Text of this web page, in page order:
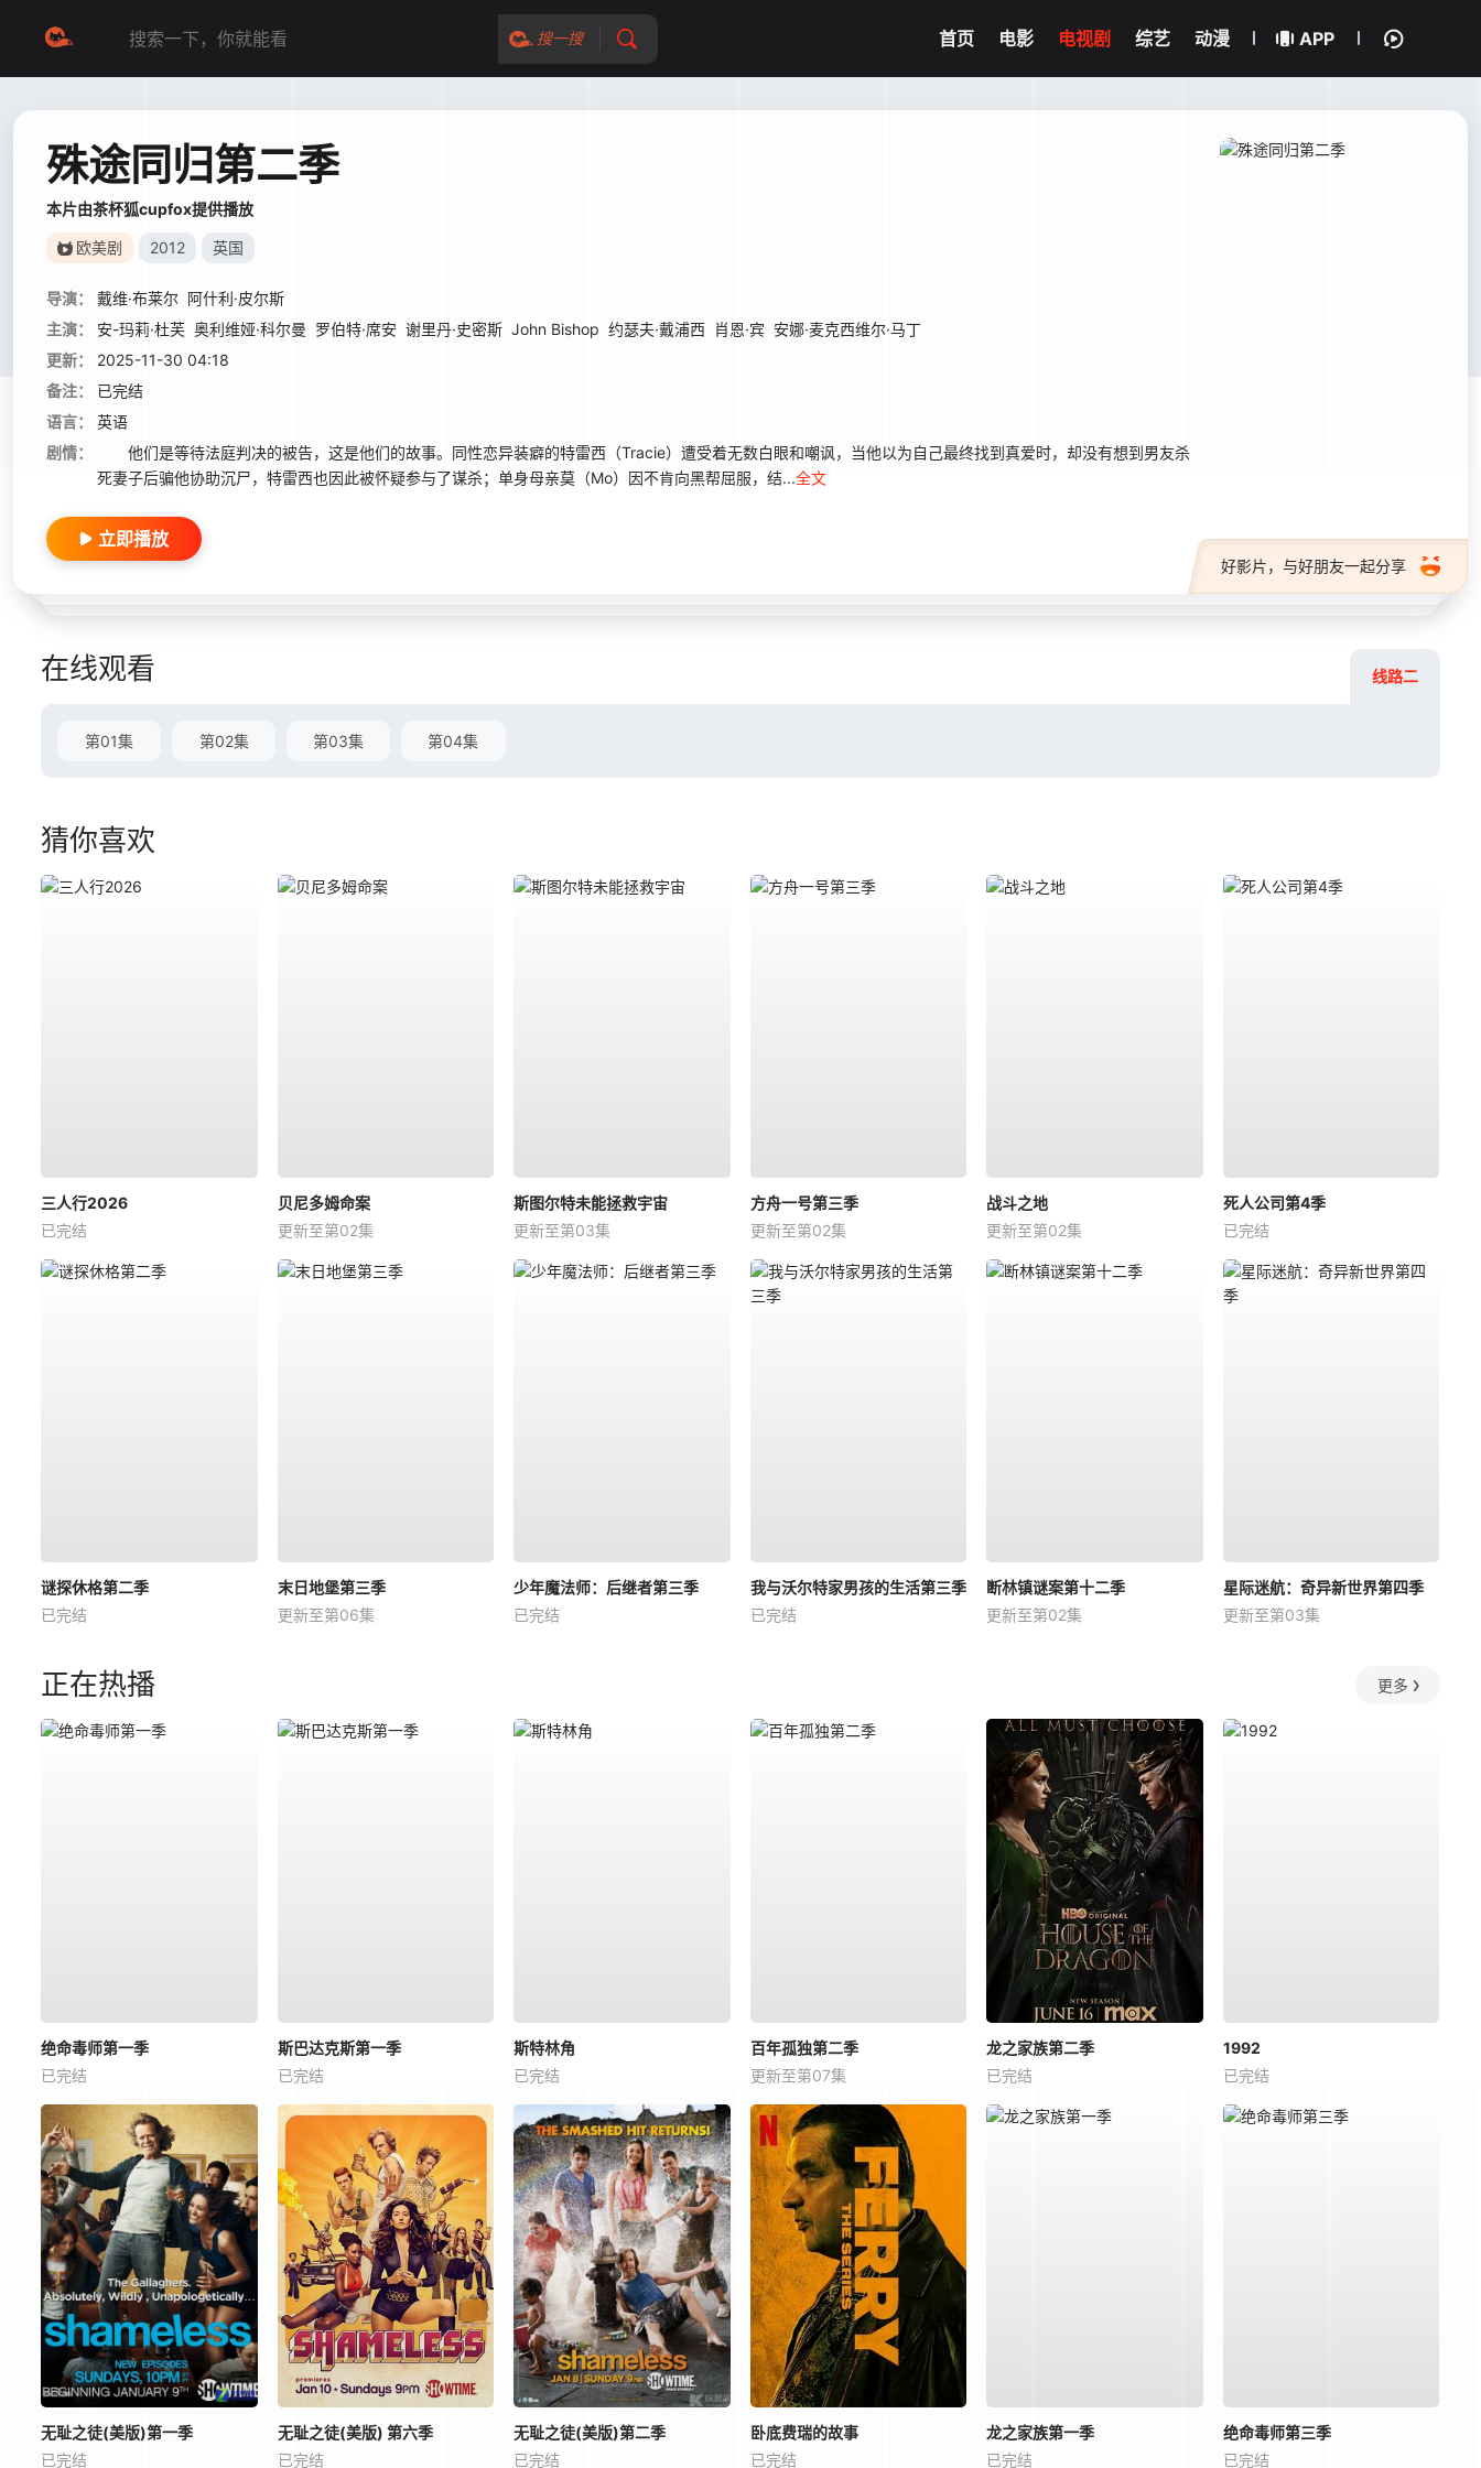
搜一搜 首页 电影 电视剧 综艺 动漫 APP
殊途同归第二季
本片由茶杯狐cupfox提供播放
欧美剧 2012 英国
导演： 戴维·布莱尔 阿什利·皮尔斯
主演：
安-玛莉·杜芙 奥利维娅·科尔曼 罗伯特·席安 谢里丹·史密斯 John Bishop 约瑟夫·戴浦西 肖恩·宾 安娜·麦克西维尔·马丁
更新：
2025-11-30 04:18
备注：
已完结
语言：
英语
剧情：
他们是等待法庭判决的被告，这是他们的故事。同性恋异装癖的特雷西（Tracie）遭受着无数白眼和嘲讽，当他以为自己最终找到真爱时，却没有想到男友杀
死妻子后骗他协助沉尸，特雷西也因此被怀疑参与了谋杀；单身母亲莫（Mo）因不肯向黑帮屈服，结...全文
好影片，与好朋友一起分享
立即播放
在线观看 线路二
第01集 第02集 第03集 第04集
猜你喜欢
三人行2026
已完结
贝尼多姆命案
更新至第02集
斯图尔特未能拯救宇宙
更新至第03集
方舟一号第三季
更新至第02集
战斗之地
更新至第02集
死人公司第4季
已完结
谜探休格第二季
已完结
末日地堡第三季
更新至第06集
少年魔法师：后继者第三季
已完结
我与沃尔特家男孩的生活第三季
已完结
断林镇谜案第十二季
更新至第02集
星际迷航：奇异新世界第四季
更新至第03集
正在热播 更多
绝命毒师第一季
已完结
斯巴达克斯第一季
已完结
斯特林角
已完结
百年孤独第二季
更新至第07集
龙之家族第二季
已完结
1992
已完结
无耻之徒(美版)第一季
已完结
无耻之徒(美版) 第六季
已完结
无耻之徒(美版)第二季
已完结
卧底费瑞的故事
已完结
龙之家族第一季
已完结
绝命毒师第三季
已完结